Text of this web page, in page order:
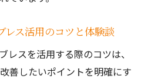
レス活用のコツと体験談
レスを活用する際のコツは、
善したいポイントを明確にす